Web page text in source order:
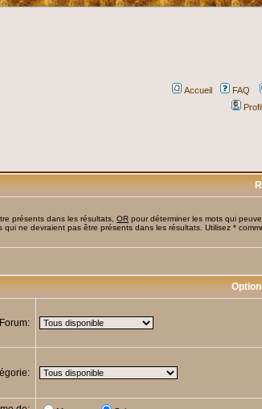
Accueil FAQ
Profil
présents dans les résultats, OR pour déterminer les mots qui
qui ne devraient pas être présents dans les résultats. Utilisez *
Forum: